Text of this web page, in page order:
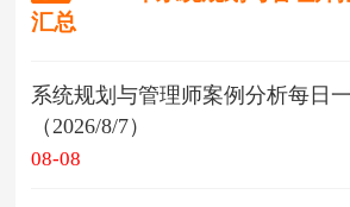
汇总
系统规划与管理师案例分析每日
（2026/8/7）
08-08